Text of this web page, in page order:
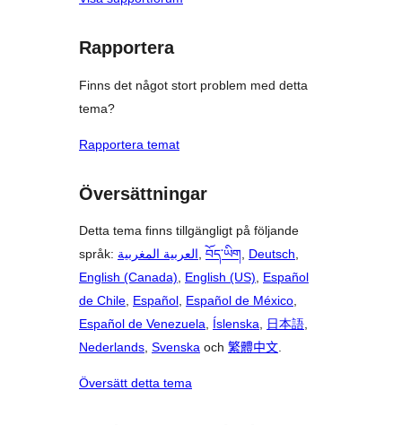
Rapportera
Finns det något stort problem med detta
tema?
Rapportera temat
Översättningar
Detta tema finns tillgängligt på följande
språk: العربية المغربية, བོད་ཡིག, Deutsch,
English (Canada), English (US), Español
de Chile, Español, Español de México,
Español de Venezuela, Íslenska, 日本語,
Nederlands, Svenska och 繁體中文.
Översätt detta tema